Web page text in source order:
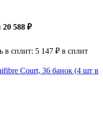
20 588 ₽
в сплит: 5 147 ₽ в сплит
Court, 36 банок (4 шт в